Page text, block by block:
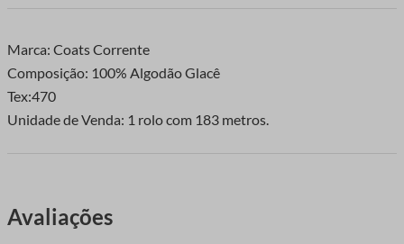
Marca: Coats Corrente
Composição: 100% Algodão Glacê
Tex:470
Unidade de Venda: 1 rolo com 183 metros.
Avaliações